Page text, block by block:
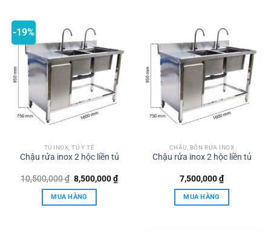
-19%
TỦ INOX, TỦ Y TẾ
Chậu rửa inox 2 hộc liền tủ
10,500,000₫ Giá
gốc
là:
10,500,000 ₫.
8,500,000₫Giá
hiện
MUA HÀNG
CHẬU, BỒN RỬA INOX
Chậu rửa inox 2 hộc liền tủ
7,500,000₫
MUA HÀNG